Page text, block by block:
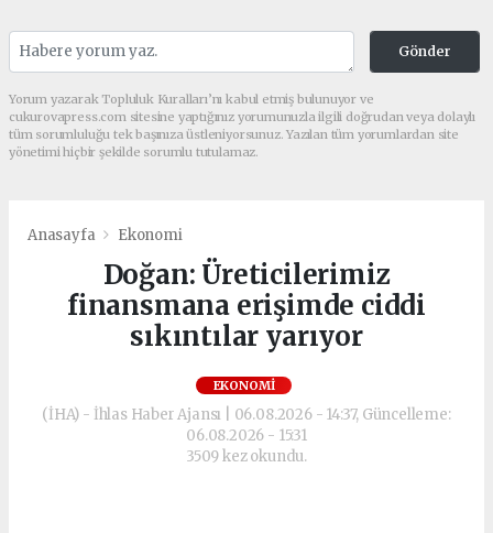
Gönder
Yorum yazarak Topluluk Kuralları’nı kabul etmiş bulunuyor ve
cukurovapress.com sitesine yaptığınız yorumunuzla ilgili doğrudan veya dolaylı
tüm sorumluluğu tek başınıza üstleniyorsunuz. Yazılan tüm yorumlardan site
yönetimi hiçbir şekilde sorumlu tutulamaz.
Anasayfa Ekonomi
Doğan: Üreticilerimiz
finansmana erişimde ciddi
sıkıntılar yarıyor
EKONOMI
(İHA) - İhlas Haber Ajansı | 06.08.2026 - 14:37, Güncelleme:
06.08.2026 - 15:31
3509 kez okundu.